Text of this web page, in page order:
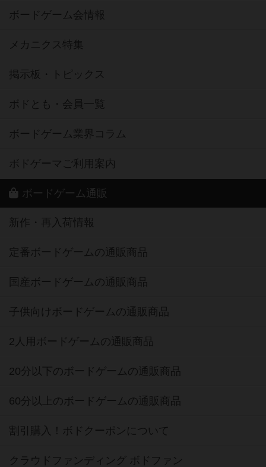
ボードゲーム会情報
メカニクス特集
掲示板・トピックス
ボドとも・会員一覧
ボードゲーム業界コラム
ボドゲーマご利用案内
ボードゲーム通販
新作・再入荷情報
定番ボードゲームの通販商品
国産ボードゲームの通販商品
子供向けボードゲームの通販商品
2人用ボードゲームの通販商品
20分以下のボードゲームの通販商品
60分以上のボードゲームの通販商品
割引購入！ボドクーポンについて
クラウドファンディング ボドファン